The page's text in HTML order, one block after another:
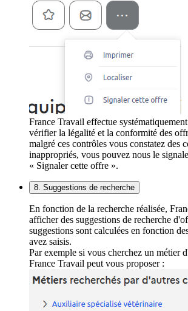
France Travail effectue
vérifier la légalité et la conformité des
malgré ces contrôles vous constatez des
inappropriés, vous pouvez nous le
« Signaler cette offre ».
8. Suggestions de recherche
En fonction de la recherche réalisée,
afficher des suggestions de recherche
suggestions sont calculées en fonction
avez saisis.
Par exemple si vous cherchez un métier
France Travail peut vous proposer :